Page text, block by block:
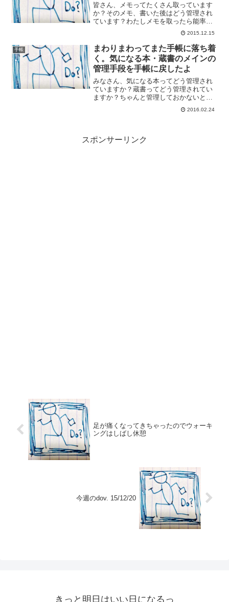
皆さん、メモってたくさん取っています
か？そのメモ、書いた後はどう管理され
ています？わたしメモを取ったら能率手
帳へ転記して管理すると以前記事にした
んですけど、最近この習慣が崩壊してし
まいました。どうしたものか。転記でき
ずにメモだけがたまってし...
2015.12.15
手帳
まわりまわってまた手帳に落ち着
く。気になる本・蔵書のメインの
管理手段を手帳に戻したよ
みなさん、気になる本ってどう管理され
ていますか？蔵書ってどう管理されてい
ますか？ちゃんと管理しておかないと、
気が付いたら同じ本を2冊買っていたって
こともあったりね。ここ最近はAmazonの
2016.02.24
スポンサーリンク
足が痛くなってきちゃったのでウォーキ
ングはしばし休憩
今週のdov. 15/12/20
きっと明日はいい日になるっ